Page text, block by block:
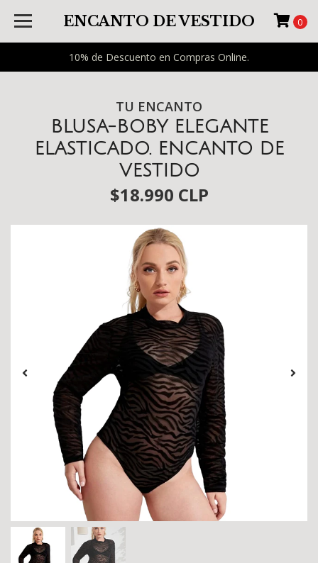
10% de Descuento en Compras Online.
ENCANTO DE VESTIDO 0
TU ENCANTO
BLUSA-BOBY ELEGANTE
ELASTICADO. ENCANTO DE
VESTIDO
$18.990 CLP